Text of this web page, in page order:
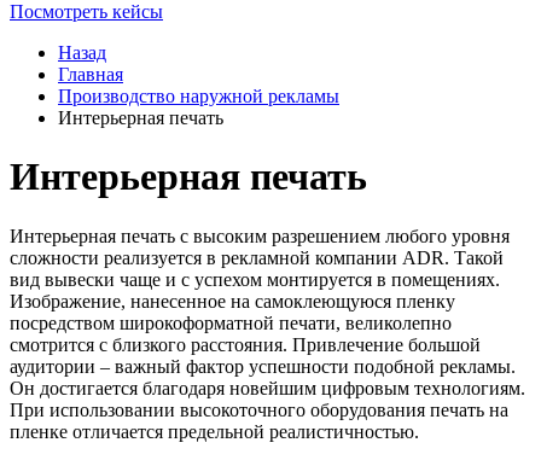
Посмотреть кейсы
Назад
Главная
Производство наружной рекламы
Интерьерная печать
Интерьерная печать
Интерьерная печать с высоким разрешением любого уровня
сложности реализуется в рекламной компании ADR. Такой
вид вывески чаще и с успехом монтируется в помещениях.
Изображение, нанесенное на самоклеющуюся пленку
посредством широкоформатной печати, великолепно
смотрится с близкого расстояния. Привлечение большой
аудитории – важный фактор успешности подобной рекламы.
Он достигается благодаря новейшим цифровым технологиям.
При использовании высокоточного оборудования печать на
пленке отличается предельной реалистичностью.